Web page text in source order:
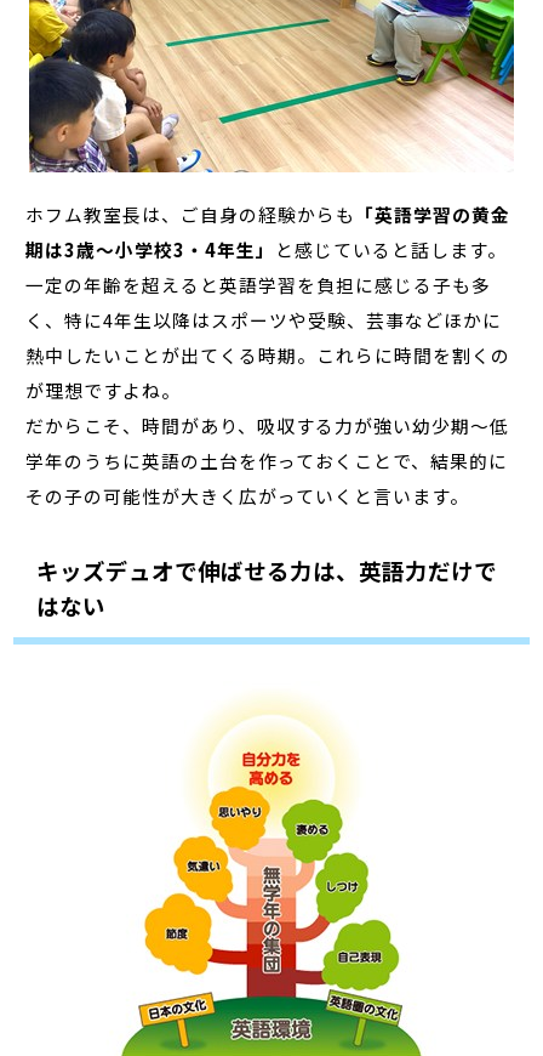
ホフム教室長は、ご自身の経験からも 「英語学習の黄金
期は3歳～小学校3・4年生」
と感じていると話します。
一定の年齢を超えると英語学習を負担に感じる子も多
く、特に4年生以降はスポーツや受験、芸事などほかに
熱中したいことが出てくる時期。これらに時間を割くの
が理想ですよね。
だからこそ、時間があり、吸収する力が強い幼少期～低
学年のうちに英語の土台を作っておくことで、結果的に
その子の可能性が大きく広がっていくと言います。
キッズデュオで伸ばせる力は、英語力だけで
はない